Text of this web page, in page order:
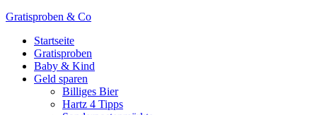
Gratisproben & Co
Startseite
Gratisproben
Baby & Kind
Geld sparen
Billiges Bier
Hartz 4 Tipps